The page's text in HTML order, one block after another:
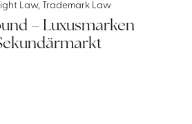
– Luxusmarken
Law, Trademark Law